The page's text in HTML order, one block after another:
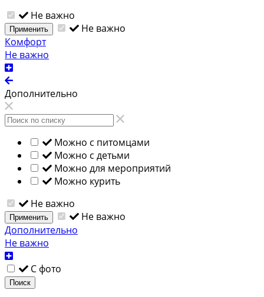
Не важно
Применить
Не важно
Комфорт
Не важно
Дополнительно
Можно с питомцами
Можно с детьми
Можно для мероприятий
Можно курить
Не важно
Применить
Не важно
Дополнительно
Не важно
С фото
Поиск